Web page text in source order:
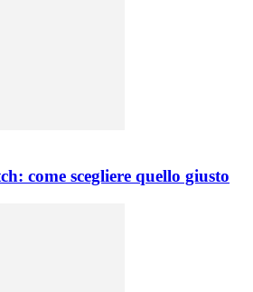
come scegliere quello giusto